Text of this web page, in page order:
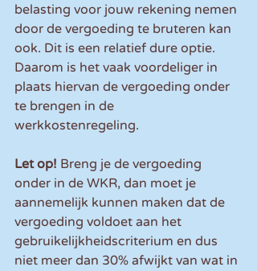
belasting voor jouw rekening nemen
door de vergoeding te bruteren kan
ook. Dit is een relatief dure optie.
Daarom is het vaak voordeliger in
plaats hiervan de vergoeding onder
te brengen in de
werkkostenregeling.
Let op! Breng je de vergoeding
onder in de WKR, dan moet je
aannemelijk kunnen maken dat de
vergoeding voldoet aan het
gebruikelijkheidscriterium en dus
niet meer dan 30% afwijkt van wat in